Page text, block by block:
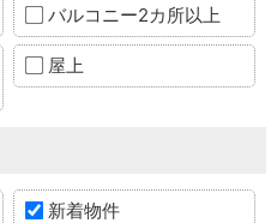
バルコニー2カ所以上
屋上
新着物件